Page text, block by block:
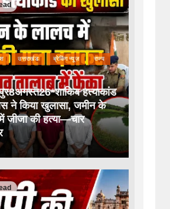
उत्तराखंड ब्रेकिंग न्यूज़ राज्य
हत्याकांड
ने किया खुलासा, जमीन के
जीजा की हत्या—चार